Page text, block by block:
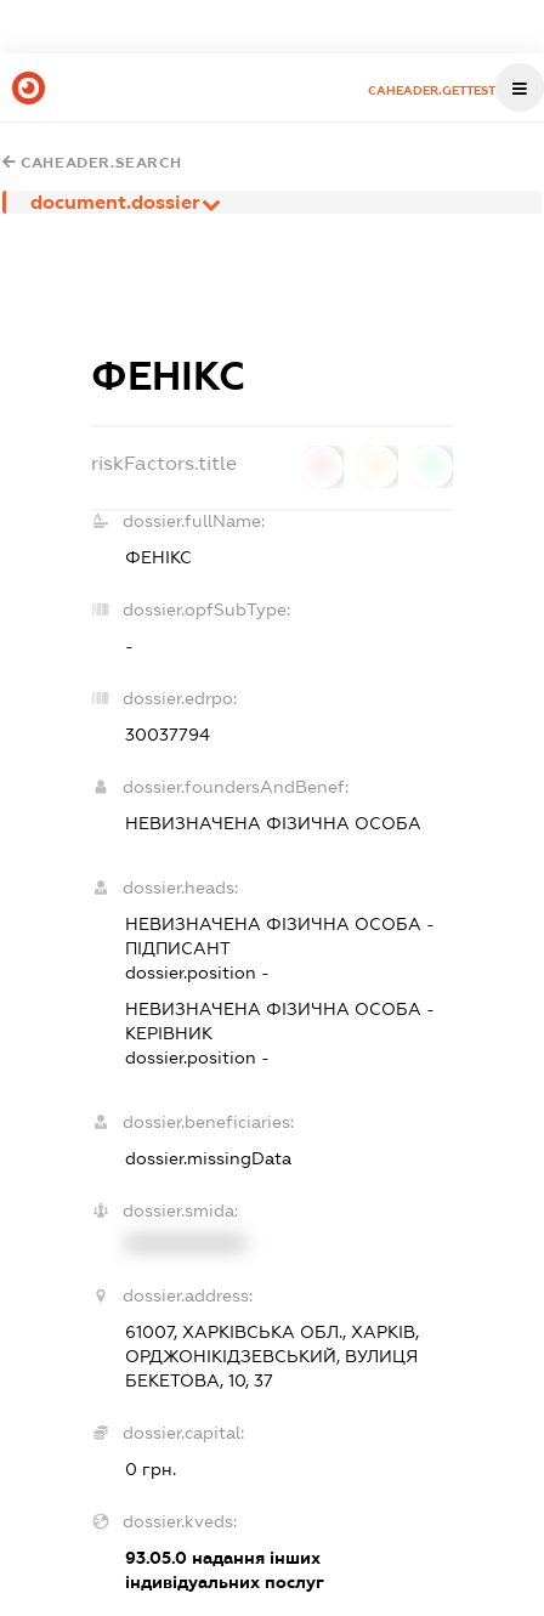
CAHEADER.GETTEST
CAHEADER.SEARCH
document.dossier
ФЕНІКС
riskFactors.title
dossier.fullName:
ФЕНІКС
dossier.opfSubType:
-
dossier.edrpo:
30037794
dossier.foundersAndBenef:
НЕВИЗНАЧЕНА ФІЗИЧНА ОСОБА
dossier.heads:
НЕВИЗНАЧЕНА ФІЗИЧНА ОСОБА -
ПІДПИСАНТ
dossier.position -
НЕВИЗНАЧЕНА ФІЗИЧНА ОСОБА -
КЕРІВНИК
dossier.position -
dossier.beneficiaries:
dossier.missingData
dossier.smida:
dossier.address:
61007, ХАРКІВСЬКА ОБЛ., ХАРКІВ,
ОРДЖОНІКІДЗЕВСЬКИЙ, ВУЛИЦЯ
БЕКЕТОВА, 10, 37
dossier.capital:
0 грн.
dossier.kveds:
93.05.0надання інших
індивідуальних послуг